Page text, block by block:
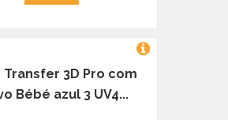
Transfer 3D Pro com
Bébé azul 3 UV4...